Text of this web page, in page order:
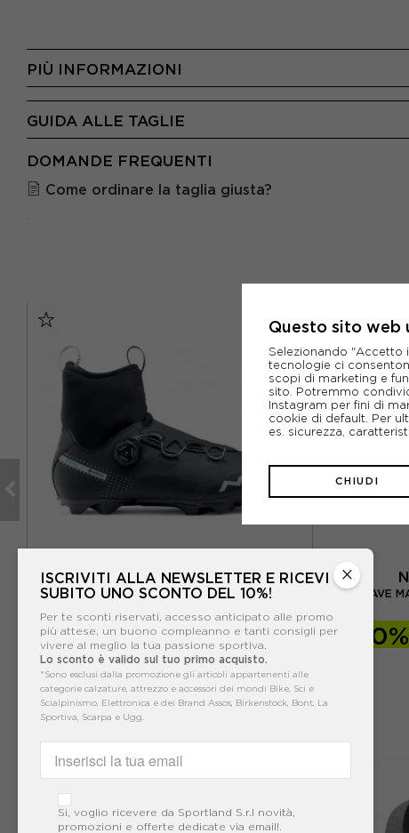
PIÙ INFORMAZIONI
GUIDA ALLE TAGLIE
DOMANDE FREQUENTI
Come ordinare la taglia giusta?
NORTHWAVE
NORTHWAVE CELSIUS XC ARCTIC GORE-TEX
-40% 161,97€
269,95€
NORTHWAVE
-40%
×
ISCRIVITI ALLA NEWSLETTER E RICEVI
SUBITO UNO SCONTO DEL 10%!
Per te sconti riservati, accesso anticipato alle promo
più attese, un buono compleanno e tanti consigli per
vivere al meglio la tua passione sportiva.
Lo sconto è valido sul tuo primo acquisto.
*Sono esclusi dalla promozione gli articoli appartenenti alle
categorie calzature, attrezzo e accessori dei mondi Bike, Sci e
Scialpinismo, Elettronica e dei Brand Assos, Birkenstock, Bont, La
Sportiva, Scarpa e Ugg.
Si, voglio ricevere da Sportland S.r.l novità,
promozioni e offerte dedicate via email!.
Questo sito web
Selezionando "Accetto
tecnologie ci
scopi di marketing e
sito. Potremmo
Instagram per fini di
cookie di default. Per
es. sicurezza,
CHIUDI